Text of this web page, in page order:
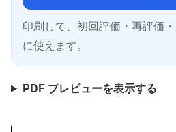
印刷して、初回評価・再評価
に使えます。
PDF プレビューを表示する